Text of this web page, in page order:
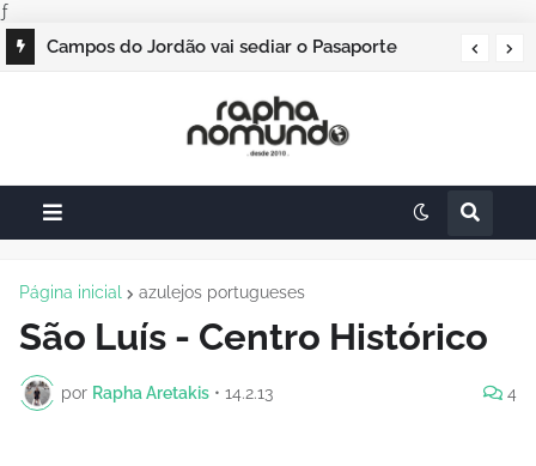
ƒ
Campos do Jordão vai sediar o Pasaporte
Página inicial azulejos portugueses
São Luís - Centro Histórico
por Rapha Aretakis • 14.2.13 4